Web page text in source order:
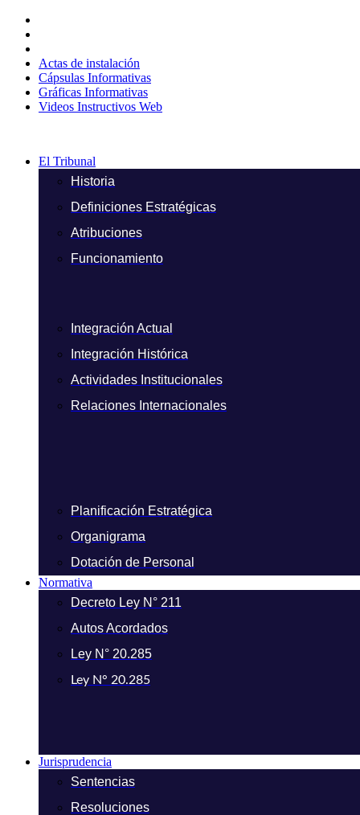
contenido
Actas de instalación
Cápsulas Informativas
Gráficas Informativas
Videos Instructivos Web
El Tribunal
Historia
Definiciones Estratégicas
Atribuciones
Funcionamiento
Integración Actual
Integración Histórica
Actividades Institucionales
Relaciones Internacionales
Planificación Estratégica
Organigrama
Dotación de Personal
Normativa
Decreto Ley N° 211
Autos Acordados
Ley N° 20.285
Ley N° 20.285
Jurisprudencia
Sentencias
Resoluciones